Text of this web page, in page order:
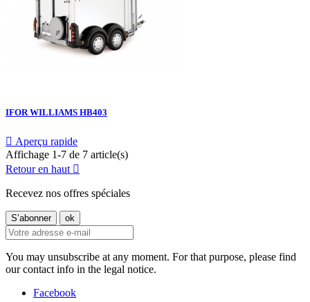
IFOR WILLIAMS HB403
 Aperçu rapide
Affichage 1-7 de 7 article(s)
Retour en haut 
Recevez nos offres spéciales
You may unsubscribe at any moment. For that purpose, please find
our contact info in the legal notice.
Facebook